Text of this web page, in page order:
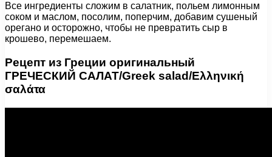
Все ингредиенты сложим в салатник, польем лимонным
соком и маслом, посолим, поперчим, добавим сушеный
орегано и осторожно, чтобы не превратить сыр в
крошево, перемешаем.
Рецепт из Греции оригинальный
ГРЕЧЕСКИЙ САЛАТ/Greek salad/Ελληνική
σαλάτα